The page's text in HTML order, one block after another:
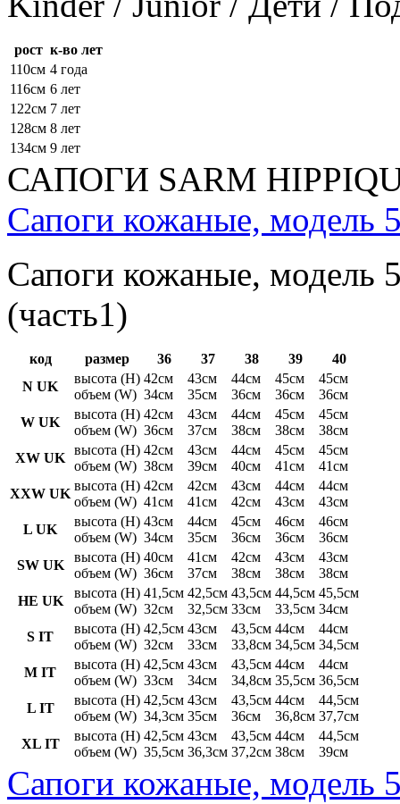
рост к-во лет
110см 4 года
116см 6 лет
122см 7 лет
128см 8 лет
134см 9 лет
САПОГИ SARM
Сапоги кожаные, модель
Сапоги кожаные, модель
(часть1)
код размер 36 37 38 39
40
N UK
высота (H)
объем (W)
42см
34см
43см
35см
44см
36см
45см
36см
45см
36см
W UK
высота (H)
объем (W)
42см
36см
43см
37см
44см
38см
45см
38см
45см
38см
XW UK
высота (H)
объем (W)
42см
38см
43см
39см
44см
40см
45см
41см
45см
41см
XXW UK
высота (H)
объем (W)
42см
41см
42см
41см
43см
42см
44см
43см
44см
43см
L UK
высота (H)
объем (W)
43см
34см
44см
35см
45см
36см
46см
36см
46см
36см
SW UK
высота (H)
объем (W)
40см
36см
41см
37см
42см
38см
43см
38см
43см
38см
HE UK
высота (H)
объем (W)
41,5см
32см
42,5см
32,5см
43,5см
33см
44,5см
33,5см
45,5см
34см
S IT
высота (H)
объем (W)
42,5см
32см
43см
33см
43,5см
33,8см
44см
34,5см
44см
34,5см
M IT
высота (H)
объем (W)
42,5см
33см
43см
34см
43,5см
34,8см
44см
35,5см
44см
36,5см
L IT
высота (H)
объем (W)
42,5см
34,3см
43см
35см
43,5см
36см
44см
36,8см
44,5см
37,7см
XL IT
высота (H)
объем (W)
42,5см
35,5см
43см
36,3см
43,5см
37,2см
44см
38см
44,5см
39см
Сапоги кожаные, модель